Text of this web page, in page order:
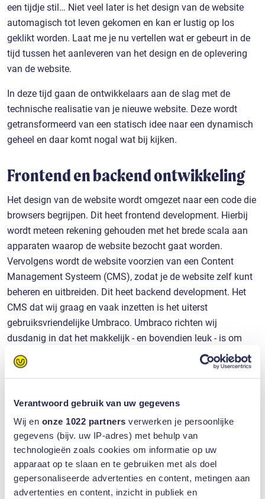
Verantwoord gebruik van uw gegevens
Wij en onze 1022 partners verwerken je persoonlijke
gegevens (bijv. uw IP-adres) met behulp van
technologieën zoals cookies om informatie op uw
apparaat op te slaan en te gebruiken met als doel
gepersonaliseerde advertenties en content, metingen aan
advertenties en content, inzicht in publiek en
een tijdje stil… Niet veel later is het design van de website
automagisch tot leven gekomen en kan er lustig op los
geklikt worden. Laat me je nu vertellen wat er gebeurt in de
tijd tussen het aanleveren van het design en de oplevering
van de website.
In deze tijd gaan de ontwikkelaars aan de slag met de
technische realisatie van je nieuwe website. Deze wordt
getransformeerd van een statisch idee naar een dynamisch
geheel en daar komt nogal wat bij kijken.
Frontend en backend ontwikkeling
Het design van de website wordt omgezet naar een code die
browsers begrijpen. Dit heet frontend development. Hierbij
wordt meteen rekening gehouden met het brede scala aan
apparaten waarop de website bezocht gaat worden.
Vervolgens wordt de website voorzien van een Content
Management Systeem (CMS), zodat je de website zelf kunt
beheren en uitbreiden. Dit heet backend development. Het
CMS dat wij graag en vaak inzetten is het uiterst
gebruiksvriendelijke Umbraco. Umbraco richten wij
dusdanig in dat het makkelijk - en bovendien leuk - is om
aan je website te werken.